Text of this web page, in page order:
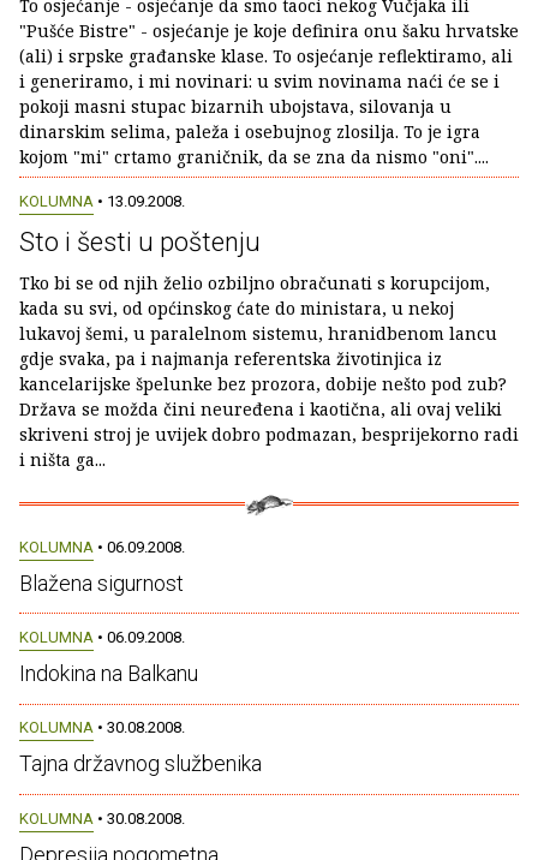
To osjećanje - osjećanje da smo taoci nekog Vučjaka ili
"Pušće Bistre" - osjećanje je koje definira onu šaku hrvatske
(ali) i srpske građanske klase. To osjećanje reflektiramo, ali
i generiramo, i mi novinari: u svim novinama naći će se i
pokoji masni stupac bizarnih ubojstava, silovanja u
dinarskim selima, paleža i osebujnog zlosilja. To je igra
kojom "mi" crtamo graničnik, da se zna da nismo "oni"....
KOLUMNA • 13.09.2008.
Sto i šesti u poštenju
Tko bi se od njih želio ozbiljno obračunati s korupcijom,
kada su svi, od općinskog ćate do ministara, u nekoj
lukavoj šemi, u paralelnom sistemu, hranidbenom lancu
gdje svaka, pa i najmanja referentska životinjica iz
kancelarijske špelunke bez prozora, dobije nešto pod zub?
Država se možda čini neuređena i kaotična, ali ovaj veliki
skriveni stroj je uvijek dobro podmazan, besprijekorno radi
i ništa ga...
KOLUMNA • 06.09.2008.
Blažena sigurnost
KOLUMNA • 06.09.2008.
Indokina na Balkanu
KOLUMNA • 30.08.2008.
Tajna državnog službenika
KOLUMNA • 30.08.2008.
Depresija nogometna